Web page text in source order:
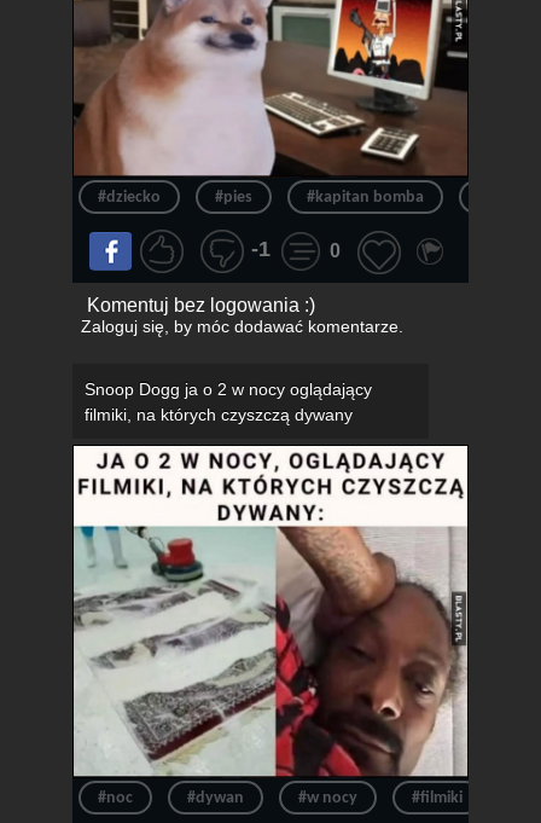
#dziecko #pies #kapitan bomba
-1 0
Komentuj bez logowania :)
Zaloguj się, by móc dodawać komentarze.
Snoop Dogg ja o 2 w nocy oglądający
filmiki, na których czyszczą dywany
#noc #dywan #w nocy #filmiki